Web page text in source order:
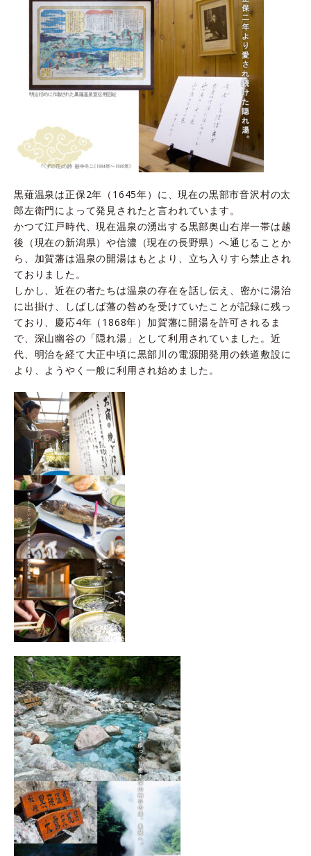
黒薙温泉は正保2年（1645年）に、現在の黒部市音沢村の太
郎左衛門によって発見されたと言われています。
かつて江戸時代、現在温泉の湧出する黒部奥山右岸一帯は越
後（現在の新潟県）や信濃（現在の長野県）へ通じることか
ら、加賀藩は温泉の開湯はもとより、立ち入りすら禁止され
ておりました。
しかし、近在の者たちは温泉の存在を話し伝え、密かに湯治
に出掛け、しばしば藩の咎めを受けていたことが記録に残っ
ており、慶応4年（1868年）加賀藩に開湯を許可されるま
で、深山幽谷の「隠れ湯」として利用されていました。近
代、明治を経て大正中頃に黒部川の電源開発用の鉄道敷設に
より、ようやく一般に利用され始めました。